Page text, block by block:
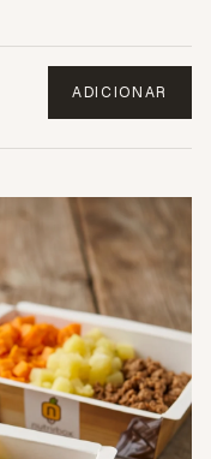
ADICIONAR